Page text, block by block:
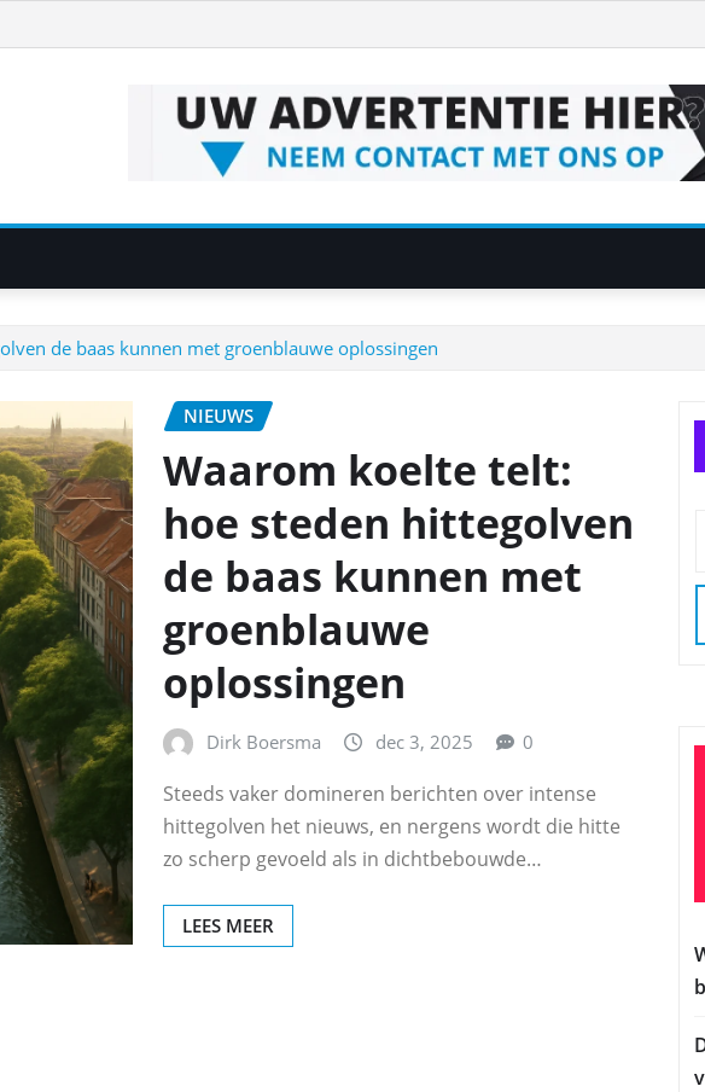
de baas kunnen met groenblauwe oplossingen
NIEUWS
Waarom koelte telt:
hoe steden hittegolven
de baas kunnen met
groenblauwe
oplossingen
Dirk Boersma dec 3, 2025 0
Steeds vaker domineren berichten over intense
hittegolven het nieuws, en nergens wordt die hitte
zo scherp gevoeld als in dichtbebouwde…
LEES MEER